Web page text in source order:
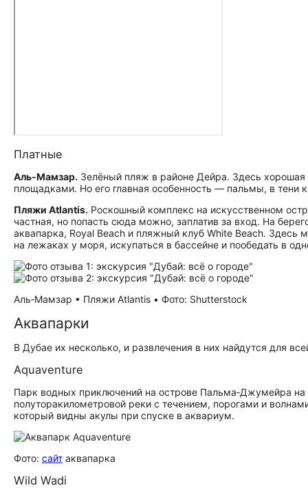
Платные
Аль‑Мамзар. Зелёный пляж в районе Дейра. Здесь
площадками. Но его главная особенность — пальмы, в тени
Пляжи Atlantis. Роскошный комплекс на искусственном
частная, но попасть сюда можно, заплатив за вход. На
аквапарка, Royal Beach и пляжный клуб White Beach. Здесь
на лежаках у моря, искупаться в бассейне и пообедать в
Аль‑Мамзар • Пляжи Atlantis • Фото: Shutterstock
Аквапарки
В Дубае их несколько, и развлечения в них найдутся для
Aquaventure
Парк водных приключений на острове Пальма‑Джумейра на
полуторакилометровой реки с течением, порогами и
который видны акулы при спуске в аквариум.
Фото: сайт аквапарка
Wild Wadi